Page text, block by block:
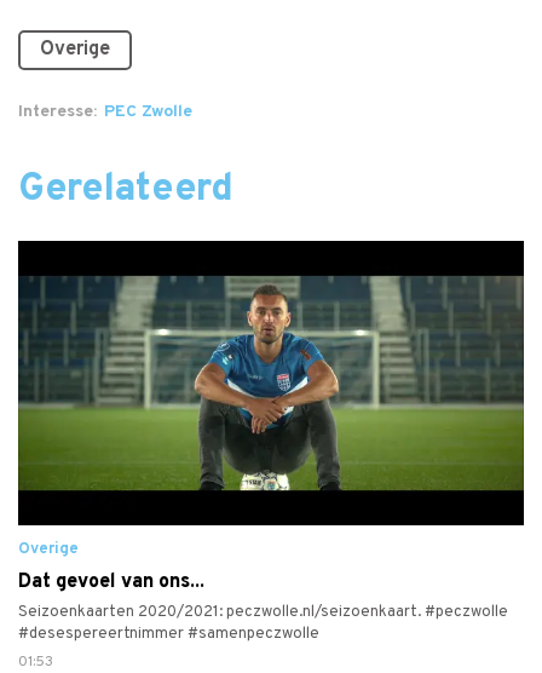
Overige
Interesse PEC Zwolle
Gerelateerd
Overige
Dat gevoel van ons...
Seizoenkaarten 2020/2021: peczwolle.nl/seizoenkaart. #peczwolle
#desespereertnimmer #samenpeczwolle
01:53